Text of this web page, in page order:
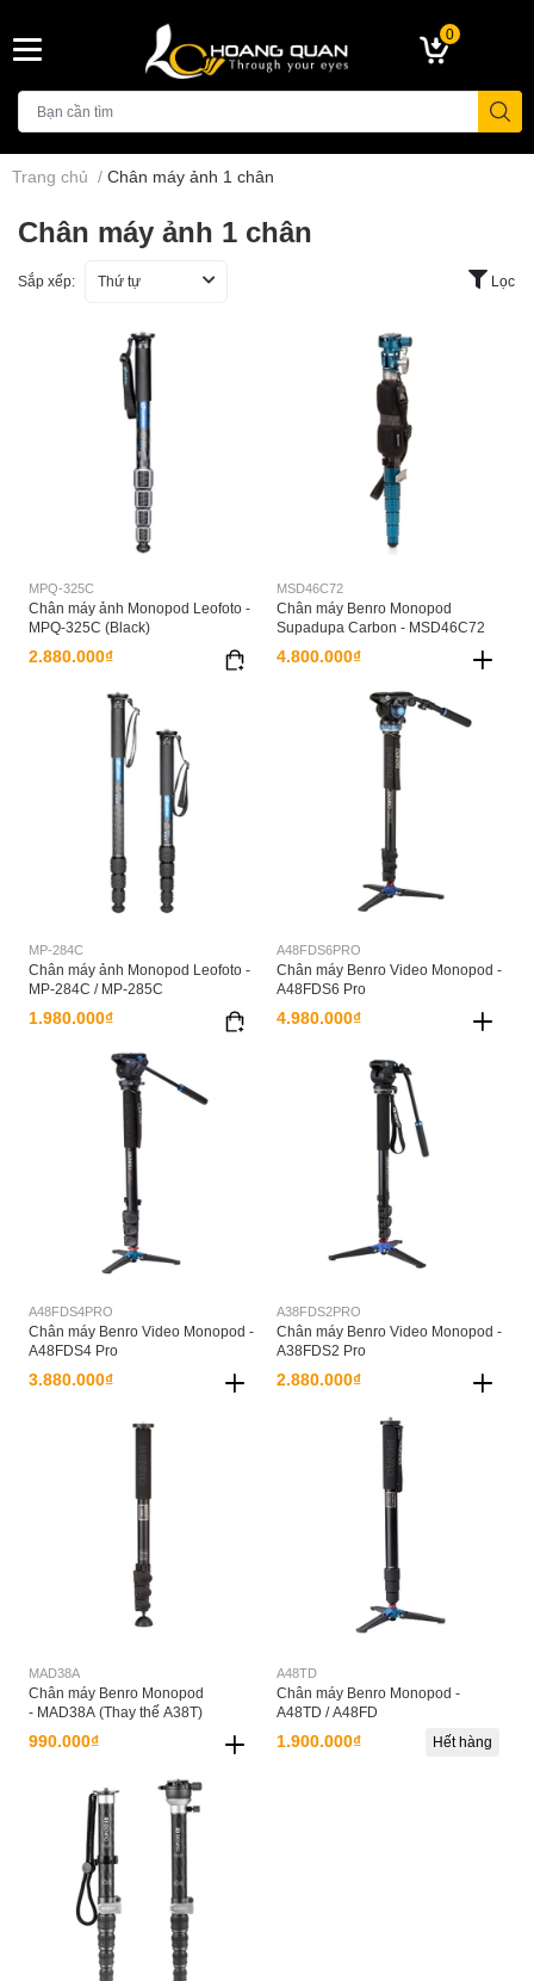
0
Trang chủ / Chân máy ảnh 1 chân
Chân máy ảnh 1 chân
Sắp xếp: Thứ tự Lọc
MPQ-325C
Chân máy ảnh Monopod Leofoto -
MPQ-325C (Black)
2.880.000₫
MSD46C72
Chân máy Benro Monopod
Supadupa Carbon - MSD46C72
4.800.000₫
MP-284C
Chân máy ảnh Monopod Leofoto -
MP-284C / MP-285C
1.980.000₫
A48FDS6PRO
Chân máy Benro Video Monopod -
A48FDS6 Pro
4.980.000₫
A48FDS4PRO
Chân máy Benro Video Monopod -
A48FDS4 Pro
3.880.000₫
A38FDS2PRO
Chân máy Benro Video Monopod -
A38FDS2 Pro
2.880.000₫
MAD38A
Chân máy Benro Monopod
- MAD38A (Thay thế A38T)
990.000₫
A48TD
Chân máy Benro Monopod -
A48TD / A48FD
1.900.000₫ Hết hàng